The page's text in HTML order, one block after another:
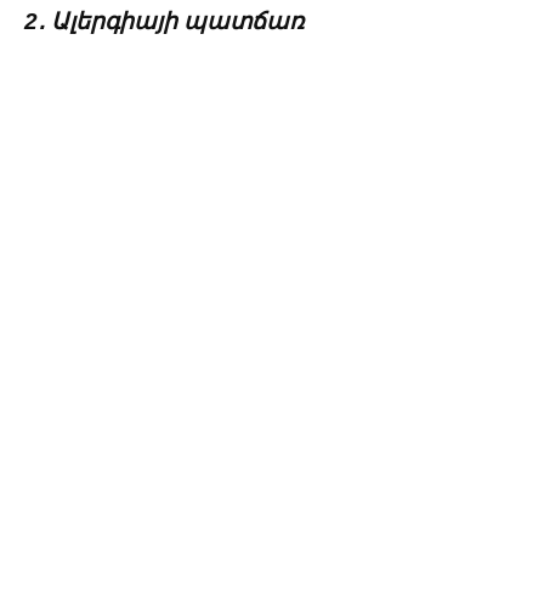
2․ Ալերգիայի պատճառ